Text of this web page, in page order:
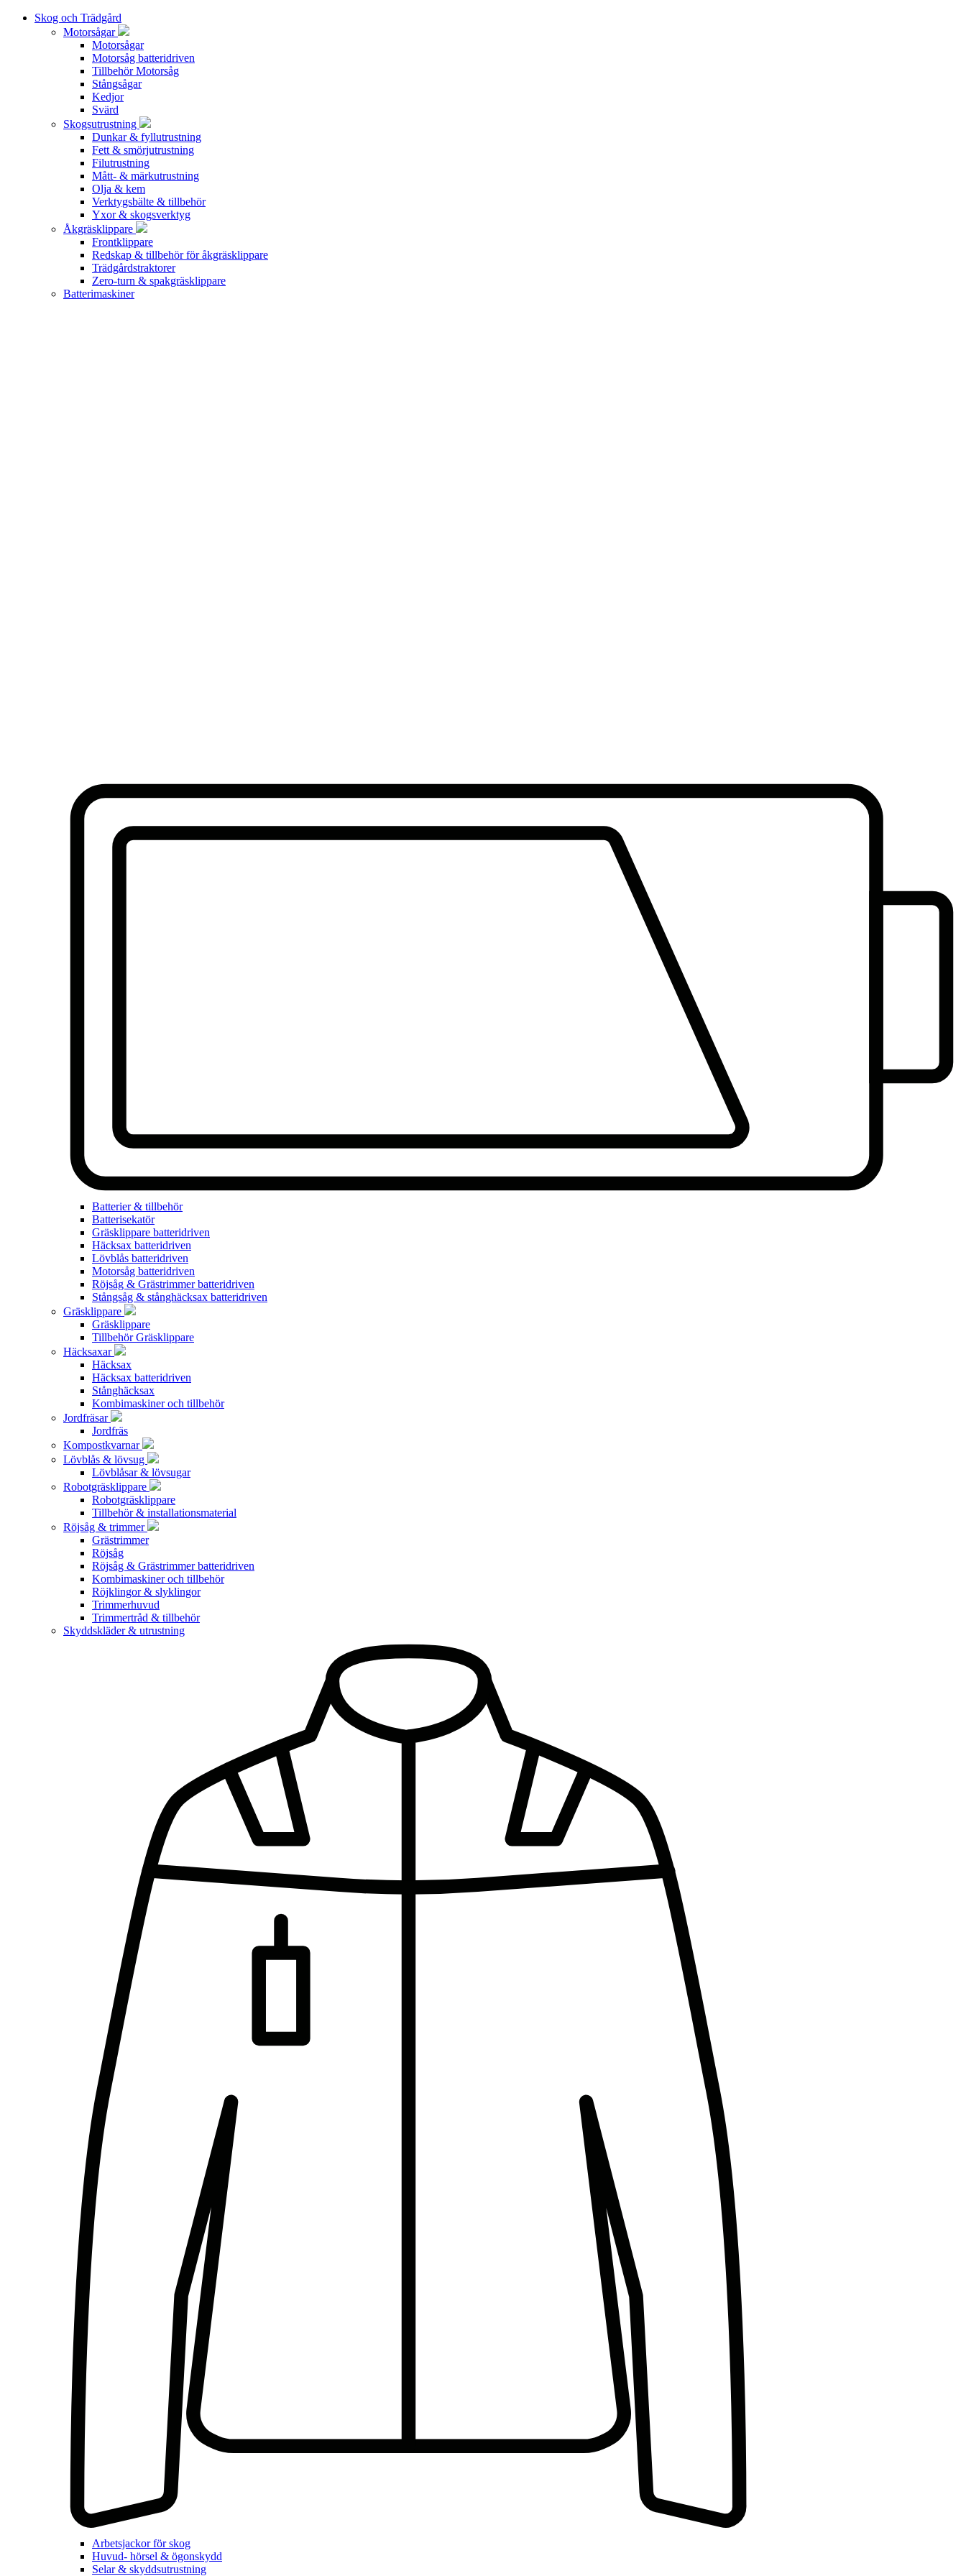
Skog och Trädgård
Motorsågar
Motorsågar
Motorsåg batteridriven
Tillbehör Motorsåg
Stångsågar
Kedjor
Svärd
Skogsutrustning
Dunkar & fyllutrustning
Fett & smörjutrustning
Filutrustning
Mått- & märkutrustning
Olja & kem
Verktygsbälte & tillbehör
Yxor & skogsverktyg
Åkgräsklippare
Frontklippare
Redskap & tillbehör för åkgräsklippare
Trädgårdstraktorer
Zero-turn & spakgräsklippare
Batterimaskiner
Batterier & tillbehör
Batterisekatör
Gräsklippare batteridriven
Häcksax batteridriven
Lövblås batteridriven
Motorsåg batteridriven
Röjsåg & Grästrimmer batteridriven
Stångsåg & stånghäcksax batteridriven
Gräsklippare
Gräsklippare
Tillbehör Gräsklippare
Häcksaxar
Häcksax
Häcksax batteridriven
Stånghäcksax
Kombimaskiner och tillbehör
Jordfräsar
Jordfräs
Kompostkvarnar
Lövblås & lövsug
Lövblåsar & lövsugar
Robotgräsklippare
Robotgräsklippare
Tillbehör & installationsmaterial
Röjsåg & trimmer
Grästrimmer
Röjsåg
Röjsåg & Grästrimmer batteridriven
Kombimaskiner och tillbehör
Röjklingor & slyklingor
Trimmerhuvud
Trimmertråd & tillbehör
Skyddskläder & utrustning
Arbetsjackor för skog
Huvud- hörsel & ögonskydd
Selar & skyddsutrustning